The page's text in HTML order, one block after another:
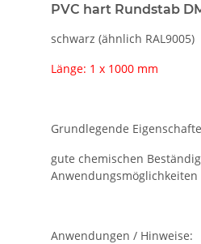
PVC hart Rundstab
schwarz (ähnlich RAL9005)
Länge: 1 x 1000 mm
Grundlegende
gute chemischen
Anwendungen / Hinweise: